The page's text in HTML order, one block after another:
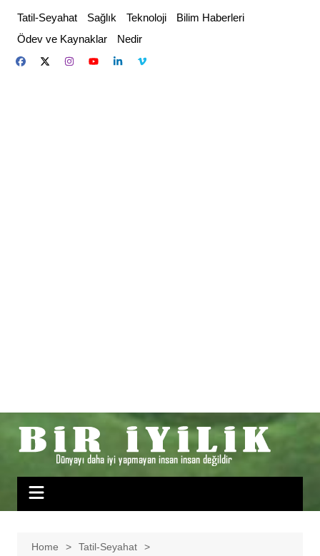
content
Tatil-Seyahat Sağlık Teknoloji
Bilim Haberleri
Ödev ve Kaynaklar
Nedir
Home
Tatil-Seyahat